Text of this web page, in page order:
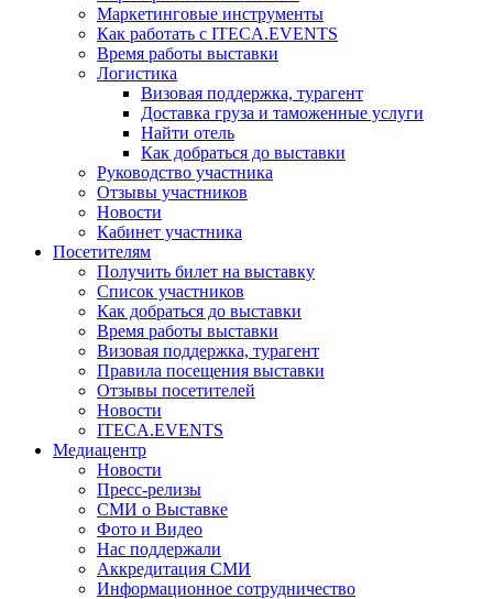
Маркетинговые инструменты
Как работать с ITECA.EVENTS
Время работы выставки
Логистика
Визовая поддержка, турагент
Доставка груза и таможенные услуги
Найти отель
Как добраться до выставки
Руководство участника
Отзывы участников
Новости
Кабинет участника
Посетителям
Получить билет на выставку
Список участников
Как добраться до выставки
Время работы выставки
Визовая поддержка, турагент
Правила посещения выставки
Отзывы посетителей
Новости
ITECA.EVENTS
Медиацентр
Новости
Пресс-релизы
СМИ о Выставке
Фото и Видео
Нас поддержали
Аккредитация СМИ
Информационное сотрудничество